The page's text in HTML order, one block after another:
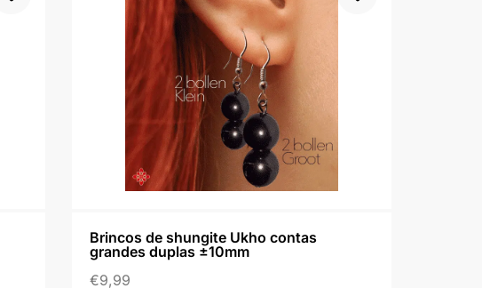
Brincos de shungite Ukho contas
grandes duplas ±10mm
€9,99